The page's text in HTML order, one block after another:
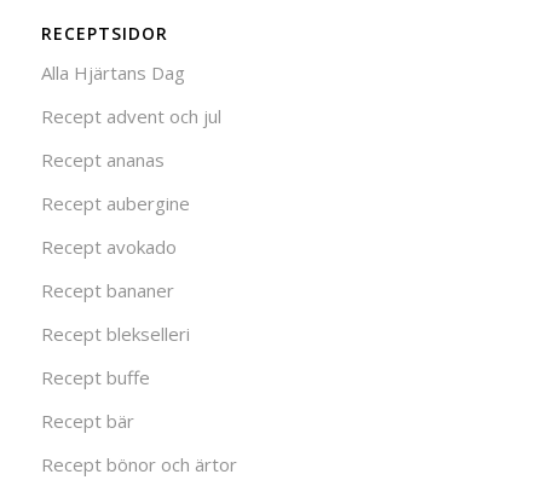
RECEPTSIDOR
Alla Hjärtans Dag
Recept advent och jul
Recept ananas
Recept aubergine
Recept avokado
Recept bananer
Recept blekselleri
Recept buffe
Recept bär
Recept bönor och ärtor